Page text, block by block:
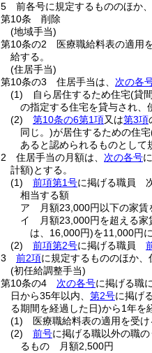
5
前各号に規定するもののほか
第10条
削除
(地域手当)
第10条の2
医療職給料表の適用
給する。
(住居手当)
第10条の3
住居手当は、 次の各
(1)
自ら居住するため住宅(貸
の指定する住宅を貸与され、
(2)
第10条の6第1項又は第3項
同じ。)が居住するための住宅
あると認められるものとして
2
住居手当の月額は、 次の各号
計額)とする。
(1)
前項第1号に掲げる職員
相当する額
ア
月額23,000円以下の家
イ
月額23,000円を超える
は、16,000円)を11,000円
(2)
前項第2号に掲げる職員
3
前2項に規定するもののほか、
(初任給調整手当)
第10条の4
次の各号に掲げる職
日から35年以内、 第2号に掲げ
る期間を経過した日)から1年を
(1)
医療職給料表の適用を受
(2)
前号に掲げる職以外の職
るもの 月額2,500円